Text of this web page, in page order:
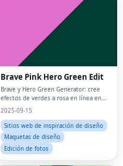
Brave Pink Hero Green Edit
Brave y Hero Green Generator: cree
efectos de verdes a rosa en línea en
línea al instante
2025-09-15
Sitios web de inspiración de diseño
Maquetas de diseño
Edición de fotos